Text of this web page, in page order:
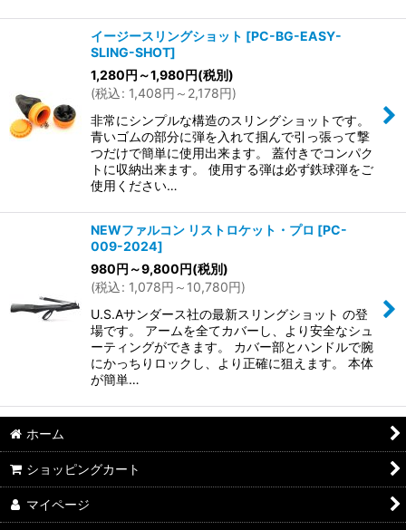
イージースリングショット [PC-BG-EASY-
SLING-SHOT]
1,280円 ～1,980円(税別)
(税込: 1,408円 ～2,178円)
非常にシンプルな構造のスリングショットです。
青いゴムの部分に弾を入れて掴んで引っ張って撃
つだけで簡単に使用出来ます。 蓋付きでコンパク
トに収納出来ます。 使用する弾は必ず鉄球弾をご
使用ください…
NEWファルコン リストロケット・プロ [PC-
009-2024]
980円 ～9,800円(税別)
(税込: 1,078円 ～10,780円)
U.S.Aサンダース社の最新スリングショット の登
場です。 アームを全てカバーし、より安全なシュ
ーティングができます。 カバー部とハンドルで腕
にかっちりロックし、より正確に狙えます。 本体
が簡単…
ホーム
ショッピングカート
マイページ